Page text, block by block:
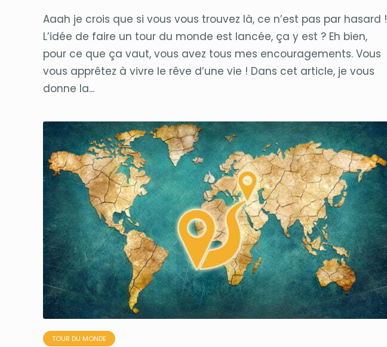
Aaah je crois que si vous vous trouvez là, ce n’est pas par hasard !
L’idée de faire un tour du monde est lancée, ça y est ? Eh bien,
pour ce que ça vaut, vous avez tous mes encouragements. Vous
vous apprêtez à vivre le rêve d’une vie ! Dans cet article, je vous
donne la...
TOUR DU MONDE